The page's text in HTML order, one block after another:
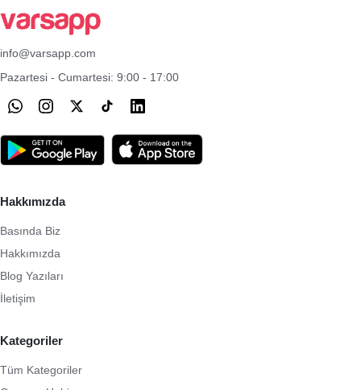
info@varsapp.com
Pazartesi - Cumartesi: 9:00 - 17:00
Hakkımızda
Basında Biz
Hakkımızda
Blog Yazıları
İletişim
Kategoriler
Tüm Kategoriler